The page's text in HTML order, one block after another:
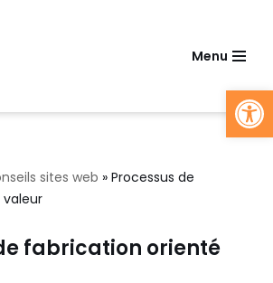
Menu
sites web » Processus de
fabrication orienté